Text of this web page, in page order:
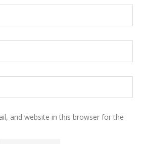
and website in this browser for the